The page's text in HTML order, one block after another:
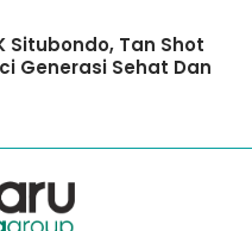
Situbondo, Tan Shot
Generasi Sehat Dan